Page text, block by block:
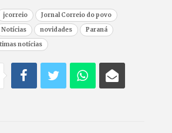
jcorreio
Jornal Correio do povo
Notícias novidades
Paraná
notícias